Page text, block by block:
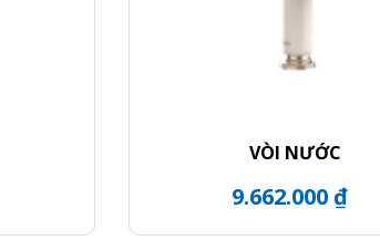
VÒI NƯỚC
9.662.000 ₫